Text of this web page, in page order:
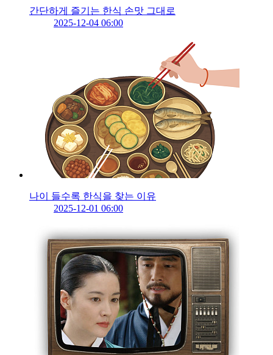
간단하게 즐기는 한식 손맛 그대로
2025-12-04 06:00
나이 들수록 한식을 찾는 이유
2025-12-01 06:00